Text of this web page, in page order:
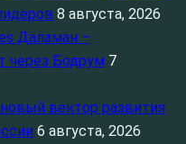
8 августа, 2026
Даламан –
через Бодрум 7
вектор развития
6 августа, 2026